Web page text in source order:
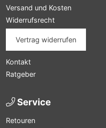
Versand und Kosten
Widerrufsrecht
Vertrag widerrufen
Kontakt
Ratgeber
Service
Retouren